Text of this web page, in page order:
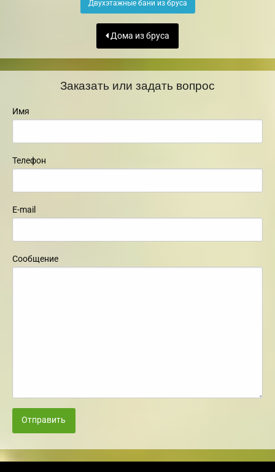
Двухэтажные бани из бруса
Дома из бруса
Заказать или задать вопрос
Имя
Телефон
E-mail
Сообщение
Отправить